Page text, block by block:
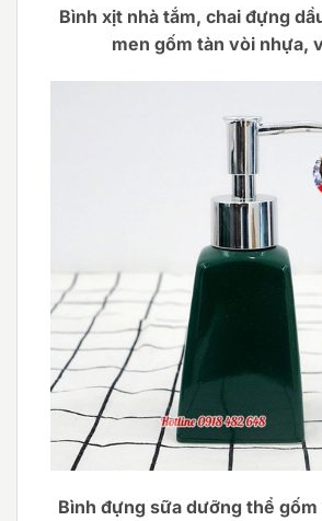
Bình xịt nhà tắm, chai đựng
men gốm tàn vòi nhựa,
Bình đựng sữa dưỡng thể